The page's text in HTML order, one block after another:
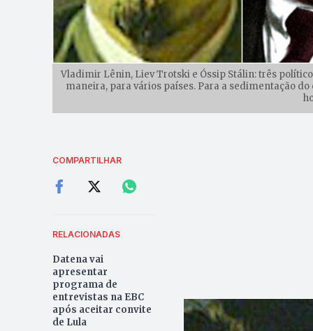
Vladimir Lênin, Liev Trotski e Óssip Stálin: três
maneira, para vários países. Para a sedimentação
COMPARTILHAR
RELACIONADAS
Datena vai
apresentar
programa de
entrevistas na EBC
após aceitar convite
de Lula